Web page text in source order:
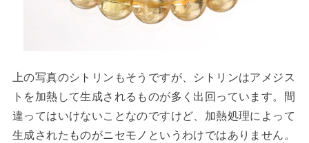
上の写真のシトリンもそうですが、シトリンはアメジス
トを加熱して生成されるものが多く出回っています。間
違ってはいけないことなのですけど、加熱処理によって
生成されたものがニセモノというわけではありません。